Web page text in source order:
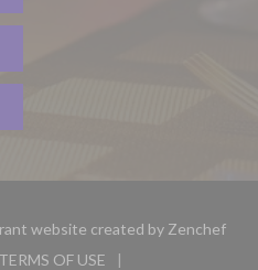
website created by Zenchef
TERMS OF USE